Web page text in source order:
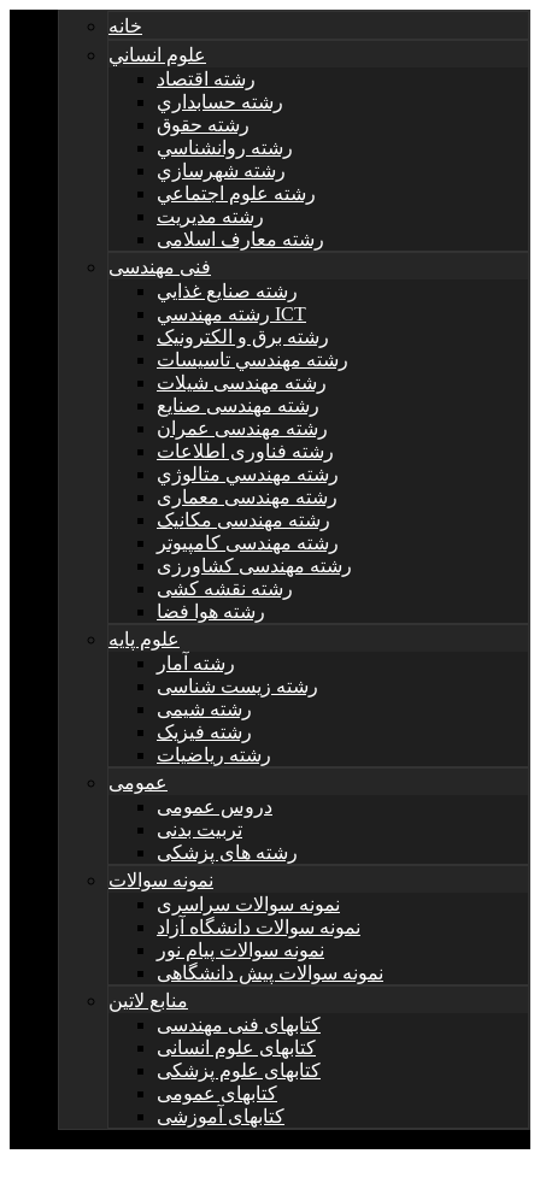
خانه
علوم انساني
رشته اقتصاد
رشته حسابداري
رشته حقوق
رشته روانشناسي
رشته شهرسازي
رشته علوم اجتماعي
رشته مديريت
رشته معارف اسلامی
فنی مهندسی
رشته صنايع غذايي
رشته مهندسي ICT
رشته برق و الکترونيک
رشته مهندسي تاسيسات
رشته مهندسی شیلات
رشته مهندسی صنایع
رشته مهندسی عمران
رشته فناوری اطلاعات
رشته مهندسي متالوژي
رشته مهندسی معماری
رشته مهندسی مکانیک
رشته مهندسی کامپیوتر
رشته مهندسی کشاورزی
رشته نقشه کشی
رشته هوا فضا
علوم پایه
رشته آمار
رشته زیست شناسی
رشته شیمی
رشته فیزیک
رشته ریاضیات
عمومی
دروس عمومی
تربیت بدنی
رشته های پزشکی
نمونه سوالات
نمونه سوالات سراسری
نمونه سوالات دانشگاه آزاد
نمونه سوالات پیام نور
نمونه سوالات پیش دانشگاهی
منابع لاتین
کتابهای فنی مهندسی
کتابهای علوم انسانی
کتابهای علوم پزشکی
کتابهای عمومی
کتابهای آموزشی